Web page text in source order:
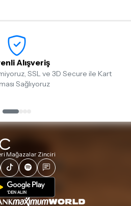
Alışveriş
SSL ve 3D Secure ile Kart
Sağlıyoruz
Mağazalar Zinciri